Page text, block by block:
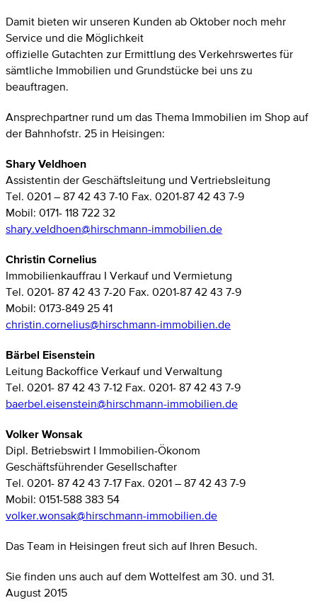
Damit bieten wir unseren Kunden ab Oktober noch mehr
Service und die Möglichkeit
offizielle Gutachten zur Ermittlung des Verkehrswertes für
sämtliche Immobilien und Grundstücke bei uns zu
beauftragen.
Ansprechpartner rund um das Thema Immobilien im Shop auf
der Bahnhofstr. 25 in Heisingen:
Shary Veldhoen
Assistentin der Geschäftsleitung und Vertriebsleitung
Tel. 0201 – 87 42 43 7-10 Fax. 0201-87 42 43 7-9
Mobil: 0171- 118 722 32
shary.veldhoen@hirschmann-immobilien.de
Christin Cornelius
Immobilienkauffrau I Verkauf und Vermietung
Tel. 0201- 87 42 43 7-20 Fax. 0201-87 42 43 7-9
Mobil: 0173-849 25 41
christin.cornelius@hirschmann-immobilien.de
Bärbel Eisenstein
Leitung Backoffice Verkauf und Verwaltung
Tel. 0201- 87 42 43 7-12 Fax. 0201- 87 42 43 7-9
baerbel.eisenstein@hirschmann-immobilien.de
Volker Wonsak
Dipl. Betriebswirt I Immobilien-Ökonom
Geschäftsführender Gesellschafter
Tel. 0201- 87 42 43 7-17 Fax. 0201 – 87 42 43 7-9
Mobil: 0151-588 383 54
volker.wonsak@hirschmann-immobilien.de
Das Team in Heisingen freut sich auf Ihren Besuch.
Sie finden uns auch auf dem Wottelfest am 30. und 31.
August 2015